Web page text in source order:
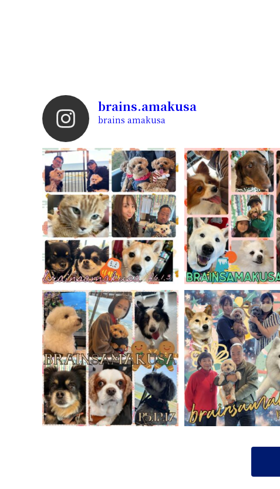
brains.amakusa
brains amakusa